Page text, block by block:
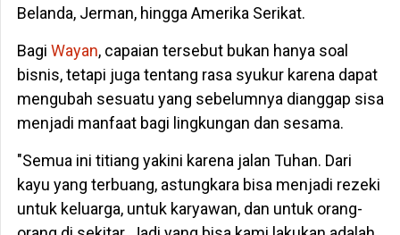
Belanda, Jerman, hingga Amerika Serikat.
Bagi Wayan, capaian tersebut bukan hanya soal
bisnis, tetapi juga tentang rasa syukur karena dapat
mengubah sesuatu yang sebelumnya dianggap sisa
menjadi manfaat bagi lingkungan dan sesama.
"Semua ini titiang yakini karena jalan Tuhan. Dari
kayu yang terbuang, astungkara bisa menjadi rezeki
untuk keluarga, untuk karyawan, dan untuk orang-